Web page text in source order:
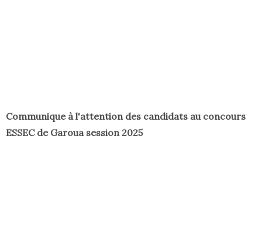
Communique à l'attention des candidats au concours
ESSEC de Garoua session 2025